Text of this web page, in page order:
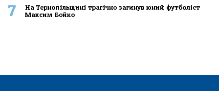
7
На Тернопільщині трагічно загинув юний футболіст
Максим Бойко